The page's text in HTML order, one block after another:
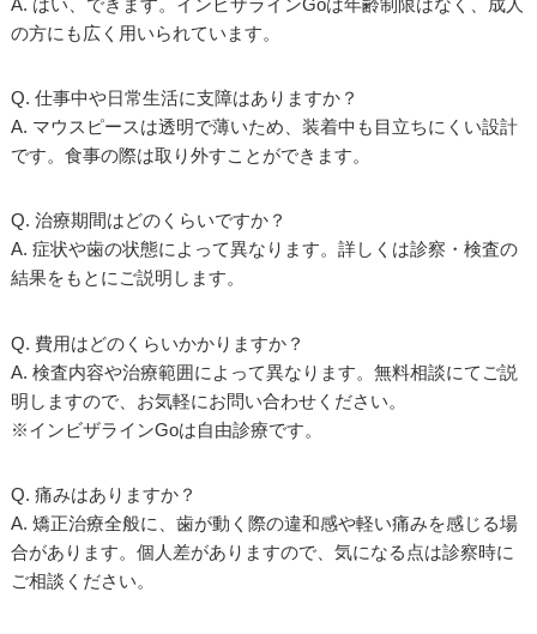
の方にも広く用いられています。
Q. 仕事中や日常生活に支障はありますか？
A. マウスピースは透明で薄いため、装着中も目立ちにくい設計
です。食事の際は取り外すことができます。
Q. 治療期間はどのくらいですか？
A. 症状や歯の状態によって異なります。詳しくは診察・検査の
結果をもとにご説明します。
Q. 費用はどのくらいかかりますか？
A. 検査内容や治療範囲によって異なります。無料相談にてご説
明しますので、お気軽にお問い合わせください。
※インビザラインGoは自由診療です。
Q. 痛みはありますか？
A. 矯正治療全般に、歯が動く際の違和感や軽い痛みを感じる場
合があります。個人差がありますので、気になる点は診察時に
ご相談ください。